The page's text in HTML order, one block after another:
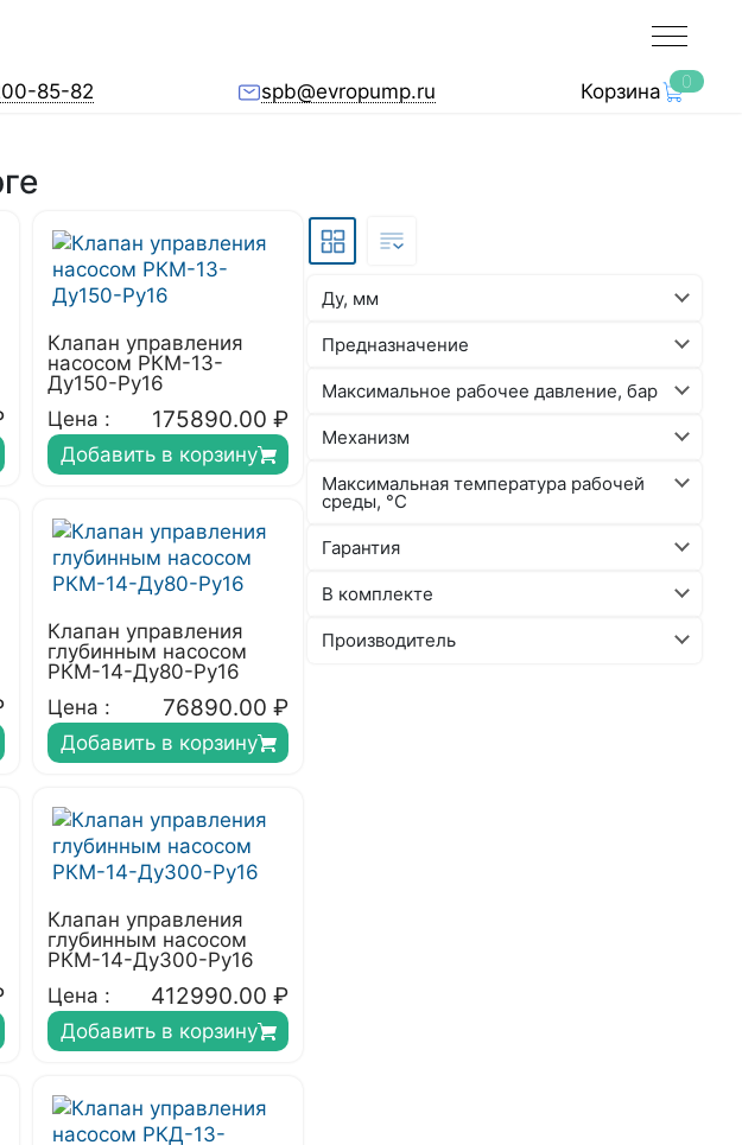
85-82 spb@evropump.ru Корзина 0
Клапан управления
насосом РКМ-13-
Ду150-Ру16
Цена :
175890.00 ₽
Добавить в корзину
Клапан управления
глубинным насосом
РКМ-14-Ду80-Ру16
Цена :
76890.00 ₽
Добавить в корзину
Клапан управления
глубинным насосом
РКМ-14-Ду300-Ру16
Цена :
412990.00 ₽
Добавить в корзину
Ду, мм
Предназначение
Максимальное рабочее давление, бар
Механизм
Максимальная температура рабочей
среды, °C
Гарантия
В комплекте
Производитель